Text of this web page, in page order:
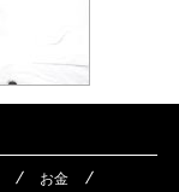
お金